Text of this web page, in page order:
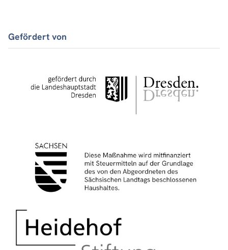
Gefördert von